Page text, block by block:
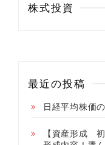
株式投資
最近の投稿
日経平均株価
【資産形成